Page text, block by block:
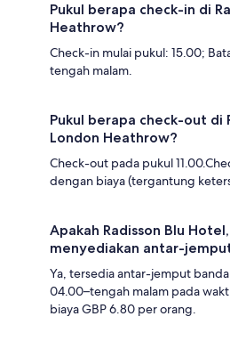
Pukul berapa check-in di
Heathrow?
Check-in mulai pukul: 15.00;
tengah malam.
Pukul berapa check-out di
London Heathrow?
Check-out pada pukul
dengan biaya (tergantung
Apakah Radisson Blu
menyediakan antar-
Ya, tersedia antar-jemput
04.00–tengah malam pada
biaya GBP 6.80 per orang.